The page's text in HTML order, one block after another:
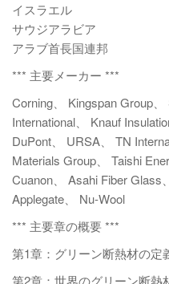
イスラエル
サウジアラビア
アラブ首長国連邦
*** 主要メーカー ***
Corning、 Kingspan Group
International、 Knauf
DuPont、 URSA、 TN
Materials Group、 Taishi
Cuanon、 Asahi Fiber Glass
Applegate、 Nu-Wool
*** 主要章の概要 ***
第1章：グリーン断熱材の定
第2章：世界のグリーン断熱